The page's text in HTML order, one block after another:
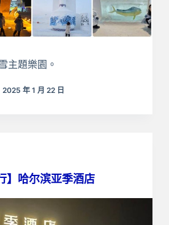
主題樂園。
2025 年 1 月 22 日
哈尔滨亚季酒店